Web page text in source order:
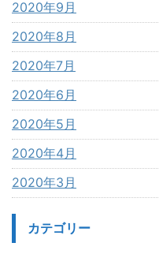
2020年9月
2020年8月
2020年7月
2020年6月
2020年5月
2020年4月
2020年3月
カテゴリー